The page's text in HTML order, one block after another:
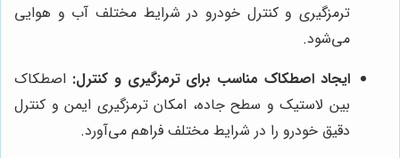
ترمزگیری و کنترل خودرو در شرایط مختلف آب و هوایی
می‌شود.
ایجاد اصطکاک مناسب برای ترمزگیری و کنترل: اصطکاک
بین لاستیک و سطح جاده، امکان ترمزگیری ایمن و کنترل
دقیق خودرو را در شرایط مختلف فراهم می‌آورد.